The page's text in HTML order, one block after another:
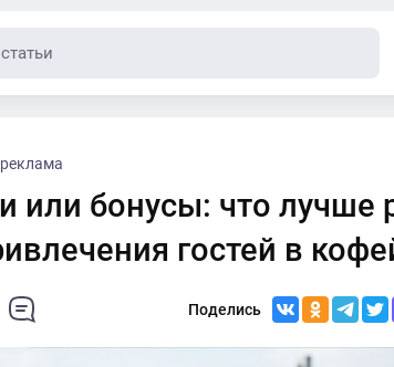
или бонусы: что лучше
гостей в
Поделись